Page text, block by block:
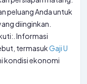
peluang Anda untuk
diinginkan.
Informasi
termasukGaji U
kondisi ekonomi